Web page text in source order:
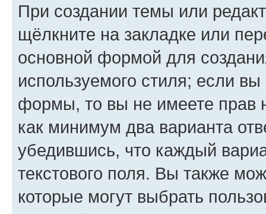
При создании темы или
щёлкните на закладке или
основной формой для
используемого стиля; если
формы, то вы не имеете прав
как минимум два варианта
убедившись, что каждый
текстового поля. Вы также
которые могут выбрать